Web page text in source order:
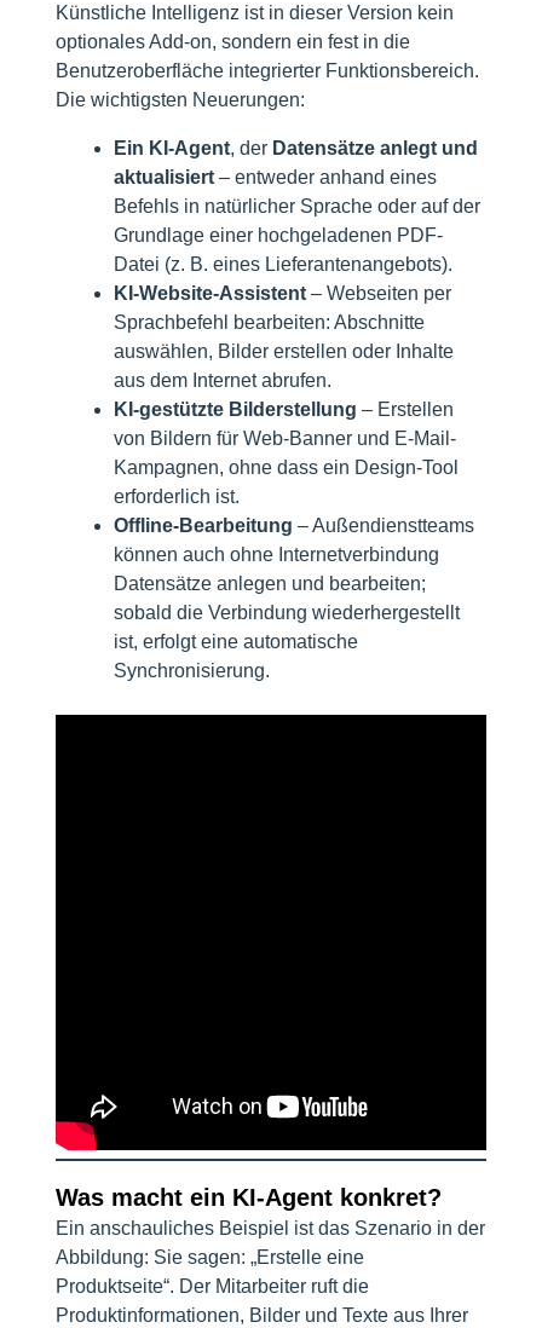
Künstliche Intelligenz ist in dieser Version kein
optionales Add-on, sondern ein fest in die
Benutzeroberfläche integrierter Funktionsbereich.
Die wichtigsten Neuerungen:
Ein KI-Agent, der Datensätze anlegt und
aktualisiert – entweder anhand eines
Befehls in natürlicher Sprache oder auf der
Grundlage einer hochgeladenen PDF-
Datei (z. B. eines Lieferantenangebots).
KI-Website-Assistent – Webseiten per
Sprachbefehl bearbeiten: Abschnitte
auswählen, Bilder erstellen oder Inhalte
aus dem Internet abrufen.
KI-gestützte Bilderstellung – Erstellen
von Bildern für Web-Banner und E-Mail-
Kampagnen, ohne dass ein Design-Tool
erforderlich ist.
Offline-Bearbeitung – Außendienstteams
können auch ohne Internetverbindung
Datensätze anlegen und bearbeiten;
sobald die Verbindung wiederhergestellt
ist, erfolgt eine automatische
Synchronisierung.
Was macht ein KI-Agent konkret?
Ein anschauliches Beispiel ist das Szenario in der
Abbildung: Sie sagen: „Erstelle eine
Produktseite“. Der Mitarbeiter ruft die
Produktinformationen, Bilder und Texte aus Ihrer